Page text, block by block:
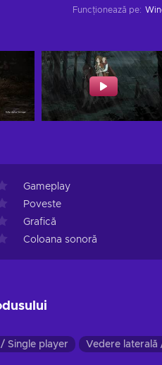
Funcționează pe:
Gameplay
Poveste
Grafică
Coloana sonoră
Single player Vedere laterală